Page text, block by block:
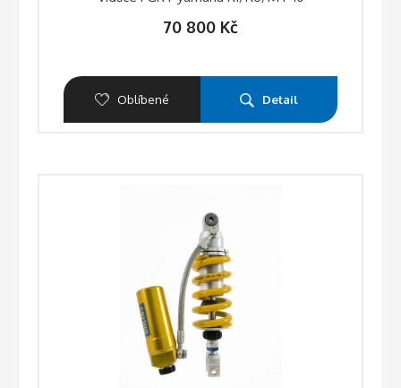
70 800 Kč
Oblíbené Detail